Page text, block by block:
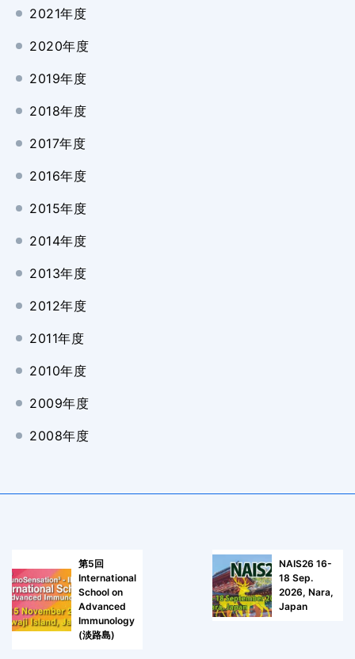
2021年度
2020年度
2019年度
2018年度
2017年度
2016年度
2015年度
2014年度
2013年度
2012年度
2011年度
2010年度
2009年度
2008年度
第5回
International
School on
Advanced
Immunology
(淡路島)
NAIS26 16-
18 Sep.
2026, Nara,
Japan